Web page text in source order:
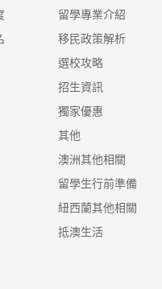
留學專業介紹
移民政策解析
選校攻略
招生資訊
獨家優惠
其他
澳洲其他相關
留學生行前準備
紐西蘭其他相關
抵澳生活